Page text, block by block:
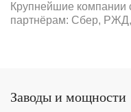
Крупнейшие компании
партнёрам: Сбер, РЖД,
Заводы и мощности